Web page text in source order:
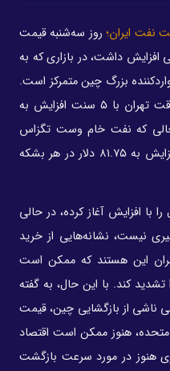
نفت ایران؛روز سه‌شنبه قیمت
افزایش داشت، در بازاری که به
بزرگ چین متمرکز است.
نفت خام برنت تا ساعت ۴:۴۶ به وقت تهران با ۵ سنت افزایش به
حالی که نفت خام وست تگزاس
اینترمدیت آمریکا WTI با ۱۳ سنت افزایش به ۸۱.۷۵ دلار در هر بشکه
با افزایش آغاز کرده، در حالی
نیست، نشانه‌هایی از خرید
این هستند که ممکن است
کند. با این حال، به گفته
ناشی از بازگشایی چین، قیمت
هنوز ممکن است اقتصاد
هنوز در مورد سرعت بازگشت